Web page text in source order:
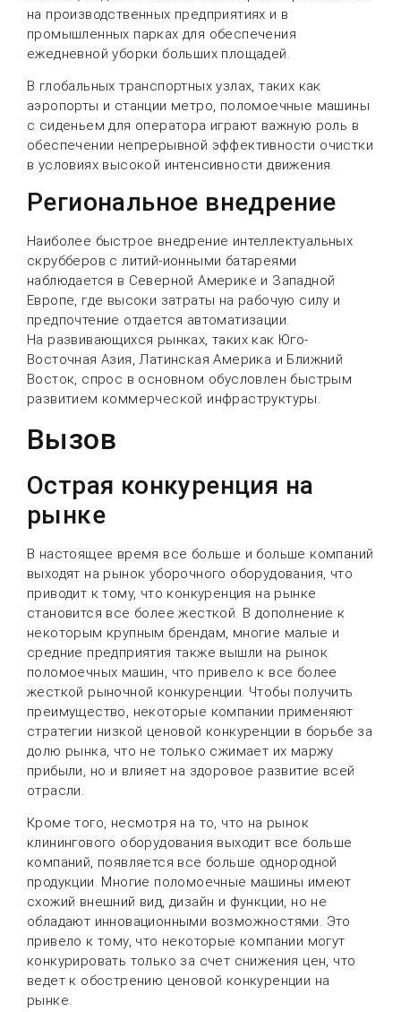
на производственных предприятиях и в
промышленных парках для обеспечения
ежедневной уборки больших площадей.
В глобальных транспортных узлах, таких как
аэропорты и станции метро, поломоечные машины
с сиденьем для оператора играют важную роль в
обеспечении непрерывной эффективности очистки
в условиях высокой интенсивности движения.
Региональное внедрение
Наиболее быстрое внедрение интеллектуальных
скрубберов с литий-ионными батареями
наблюдается в Северной Америке и Западной
Европе, где высоки затраты на рабочую силу и
предпочтение отдается автоматизации.
На развивающихся рынках, таких как Юго-
Восточная Азия, Латинская Америка и Ближний
Восток, спрос в основном обусловлен быстрым
развитием коммерческой инфраструктуры.
Вызов
Острая конкуренция на
рынке
В настоящее время все больше и больше компаний
выходят на рынок уборочного оборудования, что
приводит к тому, что конкуренция на рынке
становится все более жесткой. В дополнение к
некоторым крупным брендам, многие малые и
средние предприятия также вышли на рынок
поломоечных машин, что привело к все более
жесткой рыночной конкуренции. Чтобы получить
преимущество, некоторые компании применяют
стратегии низкой ценовой конкуренции в борьбе за
долю рынка, что не только сжимает их маржу
прибыли, но и влияет на здоровое развитие всей
отрасли.
Кроме того, несмотря на то, что на рынок
клинингового оборудования выходит все больше
компаний, появляется все больше однородной
продукции. Многие поломоечные машины имеют
схожий внешний вид, дизайн и функции, но не
обладают инновационными возможностями. Это
привело к тому, что некоторые компании могут
конкурировать только за счет снижения цен, что
ведет к обострению ценовой конкуренции на
рынке.